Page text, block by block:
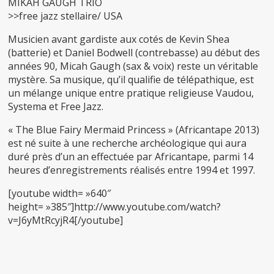
>>free jazz stellaire/ USA
Musicien avant gardiste aux cotés de Kevin Shea
(batterie) et Daniel Bodwell (contrebasse) au début des
années 90, Micah Gaugh (sax & voix) reste un véritable
mystère. Sa musique, qu’il qualifie de télépathique, est
un mélange unique entre pratique religieuse Vaudou,
Systema et Free Jazz.
« The Blue Fairy Mermaid Princess » (Africantape 2013)
est né suite à une recherche archéologique qui aura
duré près d’un an effectuée par Africantape, parmi 14
heures d’enregistrements réalisés entre 1994 et 1997.
[youtube width= »640″
height= »385″]http://www.youtube.com/watch?
v=J6yMtRcyjR4[/youtube]